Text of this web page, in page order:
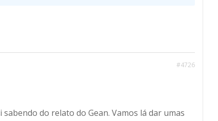
#4726
do relato do Gean. Vamos lá dar umas